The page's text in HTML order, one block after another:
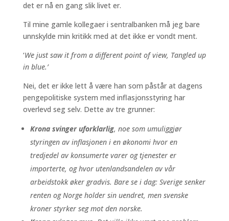
det er nå en gang slik livet er.
Til mine gamle kollegaer i sentralbanken må jeg bare
unnskylde min kritikk med at det ikke er vondt ment.
‘We just saw it from a different point of view, Tangled up
in blue.’
Nei, det er ikke lett å være han som påstår at dagens
pengepolitiske system med inflasjonsstyring har
overlevd seg selv. Dette av tre grunner:
Krona svinger uforklarlig, noe som umuliggjør
styringen av inflasjonen i en økonomi hvor en
tredjedel av konsumerte varer og tjenester er
importerte, og hvor utenlandsandelen av vår
arbeidstokk øker gradvis. Bare se i dag: Sverige senker
renten og Norge holder sin uendret, men svenske
kroner styrker seg mot den norske.